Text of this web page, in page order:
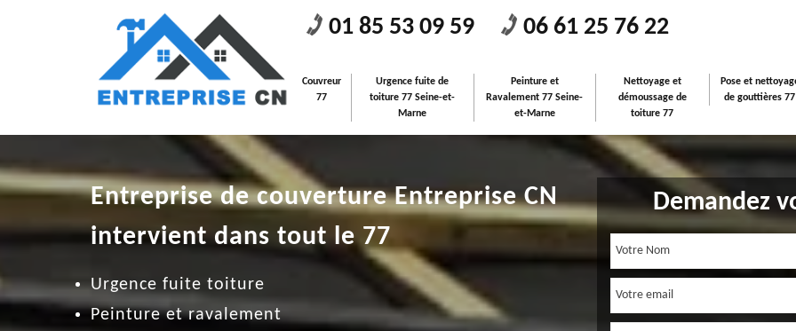
01 85 53 09 59 06 61 25 76 22
Couvreur
77
Urgence fuite de
toiture 77 Seine-et-
Marne
Peinture et
Ravalement 77 Seine-
et-Marne
Nettoyage et
démoussage de
toiture 77
Pose et
de gouttières 77
Entreprise de couverture Entreprise CN
intervient dans tout le 77
Urgence fuite toiture
Peinture et ravalement
Demandez